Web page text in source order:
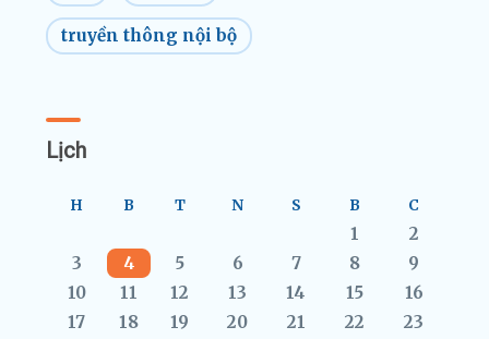
truyền thông nội bộ
Lịch
H B T N S B C
1
2
3
4 5 6 7 8
9
10
11 12 13 14 15
16
17
18 19 20 21 22
23